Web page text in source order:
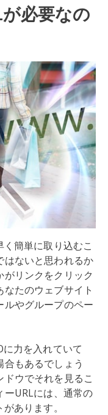
必要なの
簡単に取り込むこ
はないと思われるか
リンクをクリック
たのウェブサイト
やグループのペー
に力を入れていて
もあるでしょう
ドウでそれを見るこ
ーURLには、通常の
あります。